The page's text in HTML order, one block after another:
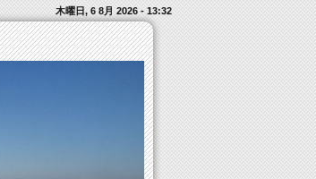
木曜日, 6 8月 2026 - 13:32